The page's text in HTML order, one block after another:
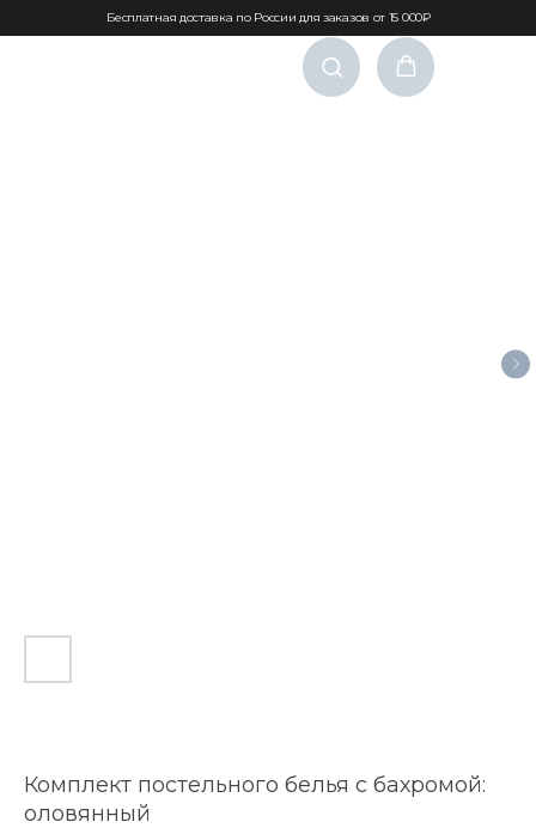
Бесплатная доставка по России для заказов от 15 000₽
Комплект постельного белья с бахромой:
оловянный